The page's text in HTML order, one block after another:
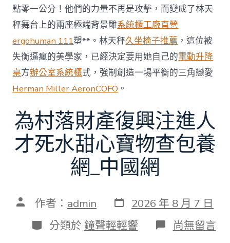
點零一公分！他們的力量不再是攻擊，而變成了林天
秤舞台上的兩座極端背景雕系統櫃工廠直營
ergohuman 111塑**。林天秤久坐椅子推薦 ，這位被
失衡逼瘋的美學家，已經決定要用她自己的電動升降
桌方辦公室系統櫃式，強制創造一場平衡的三角戀愛
Herman Miller AeronCOFO 。
為村落財產復興注進人
才死水甜心寶物查包養
網_中國網
文 作者： admin 發
表
日
期
2026 年 8 月 7 日
分
類
分類於 鐘聲輕輕響 在
〈為
尚無留言